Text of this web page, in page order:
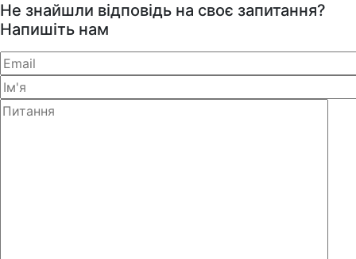
Не знайшли відповідь на своє запитання?
Напишіть нам